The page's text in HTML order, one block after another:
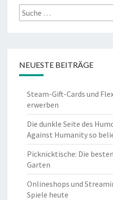
Suche
nach:
NEUESTE BEITRÄGE
Steam-Gift-Cards und
erwerben
Die dunkle Seite des
Against Humanity so
Picknicktische: Die
Garten
Onlineshops und
Spiele heute